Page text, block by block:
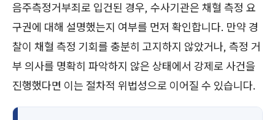
음주측정거부죄로 입건된 경우, 수사기관은 채혈 측정 요
구권에 대해 설명했는지 여부를 먼저 확인합니다. 만약 경
찰이 채혈 측정 기회를 충분히 고지하지 않았거나, 측정 거
부 의사를 명확히 파악하지 않은 상태에서 강제로 사건을
진행했다면 이는 절차적 위법성으로 이어질 수 있습니다.